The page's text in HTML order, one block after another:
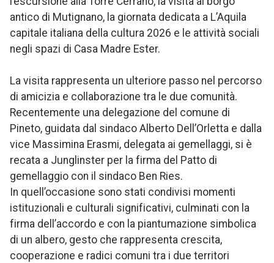
antico di Mutignano, la giornata dedicata a L’Aquila
capitale italiana della cultura 2026 e le attività sociali
negli spazi di Casa Madre Ester.
La visita rappresenta un ulteriore passo nel percorso
di amicizia e collaborazione tra le due comunità.
Recentemente una delegazione del comune di
Pineto, guidata dal sindaco Alberto Dell’Orletta e dalla
vice Massimina Erasmi, delegata ai gemellaggi, si è
recata a Junglinster per la firma del Patto di
gemellaggio con il sindaco Ben Ries.
In quell’occasione sono stati condivisi momenti
istituzionali e culturali significativi, culminati con la
firma dell’accordo e con la piantumazione simbolica
di un albero, gesto che rappresenta crescita,
cooperazione e radici comuni tra i due territori